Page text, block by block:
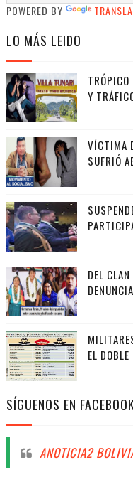
POWERED BY
LO MÁS LEIDO
TRÓPICO
Y
VÍCTIMA
SUFRIÓ
DEL
EL DOBLE
SÍGUENOS EN
ANOTICIA2